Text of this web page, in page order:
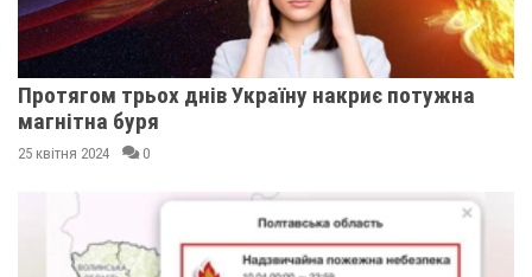
Протягом трьох днів Україну накриє потужна
магнітна буря
25 квітня 2024 0